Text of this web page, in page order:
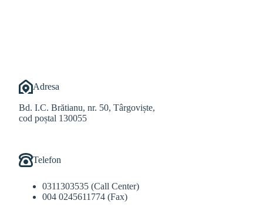
Adresa
Bd. I.C. Brătianu, nr. 50, Târgoviște,
cod poștal 130055
Telefon
0311303535 (Call Center)
004 0245611774 (Fax)